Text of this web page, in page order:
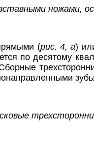
ножами,
(рис. 4, а)
по десятому